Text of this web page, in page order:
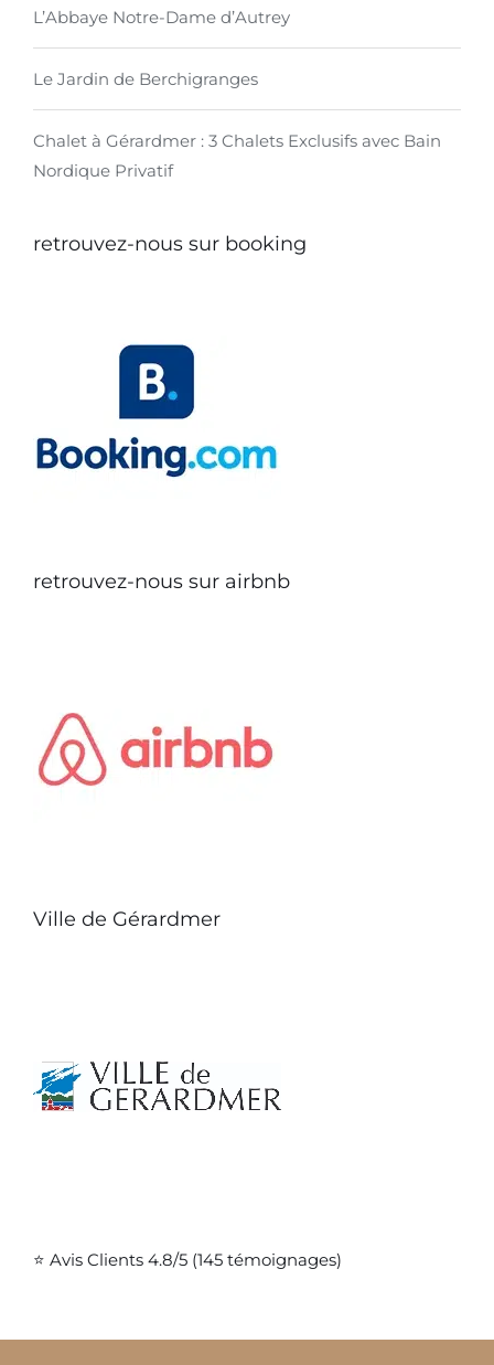
L’Abbaye Notre-Dame d’Autrey
Le Jardin de Berchigranges
Chalet à Gérardmer : 3 Chalets Exclusifs avec Bain
Nordique Privatif
retrouvez-nous sur booking
retrouvez-nous sur airbnb
Ville de Gérardmer
⭐ Avis Clients 4.8/5 (145 témoignages)